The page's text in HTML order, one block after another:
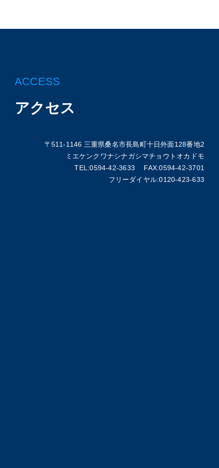
ACCESS
アクセス
〒511-1146 三重県桑名市長島町十日外面128番地2
ミエケンクワナシナガシマチョウトオカドモ
TEL:0594-42-3633 FAX:0594-42-3701
フリーダイヤル:0120-423-633